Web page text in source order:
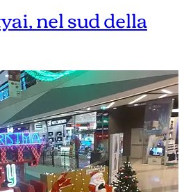
nel sud della